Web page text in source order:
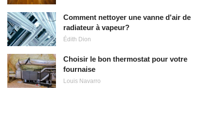
Comment nettoyer une vanne d'air de
radiateur à vapeur?
Édith Dion
Choisir le bon thermostat pour votre
fournaise
Louis Navarro